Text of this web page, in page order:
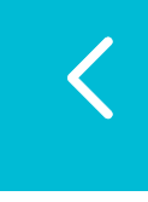
